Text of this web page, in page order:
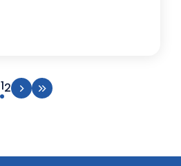
Page courante
1Aller à la page 2
2Page suivante
Aller à la dernière page